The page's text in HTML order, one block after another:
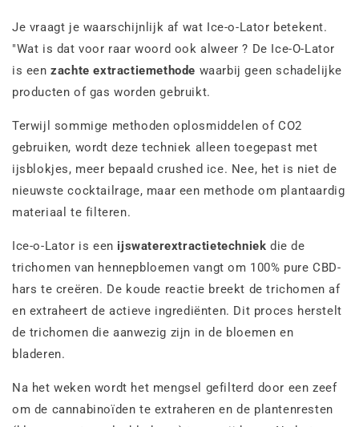
Je vraagt je waarschijnlijk af wat Ice-o-Lator betekent.
"Wat is dat voor raar woord ook alweer? De Ice-O-Lator
is een zachte extractiemethode waarbij geen schadelijke
producten of gas worden gebruikt.
Terwijl sommige methoden oplosmiddelen of CO2
gebruiken, wordt deze techniek alleen toegepast met
ijsblokjes, meer bepaald crushed ice. Nee, het is niet de
nieuwste cocktailrage, maar een methode om plantaardig
materiaal te filteren.
Ice-o-Lator is een ijswaterextractietechniek die de
trichomen van hennepbloemen vangt om 100% pure CBD-
hars te creëren. De koude reactie breekt de trichomen af
en extraheert de actieve ingrediënten. Dit proces herstelt
de trichomen die aanwezig zijn in de bloemen en
bladeren.
Na het weken wordt het mengsel gefilterd door een zeef
om de cannabinoïden te extraheren en de plantenresten